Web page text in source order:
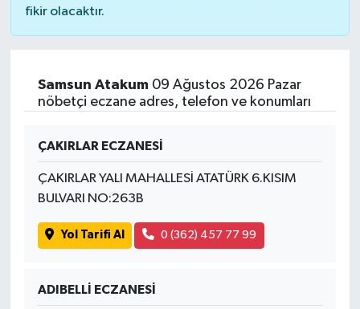
fikir olacaktır.
Samsun Atakum09 Ağustos 2026 Pazar
nöbetçi eczane adres, telefon ve konumları
ÇAKIRLAR ECZANESİ
ÇAKIRLAR YALI MAHALLESİ ATATÜRK 6.KISIM
BULVARI NO:263B
Yol Tarifi Al 0 (362) 457 77 99
ADIBELLİ ECZANESİ